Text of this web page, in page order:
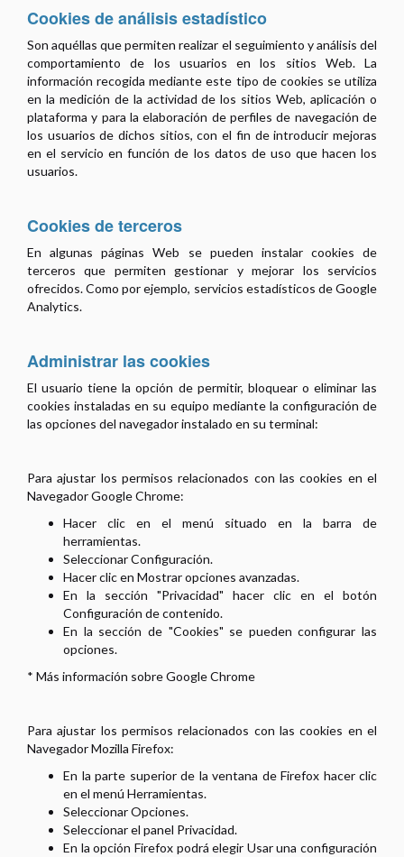
Cookies de análisis estadístico
Son aquéllas que permiten realizar el seguimiento y análisis del
comportamiento de los usuarios en los sitios Web. La
información recogida mediante este tipo de cookies se utiliza
en la medición de la actividad de los sitios Web, aplicación o
plataforma y para la elaboración de perfiles de navegación de
los usuarios de dichos sitios, con el fin de introducir mejoras
en el servicio en función de los datos de uso que hacen los
usuarios.
Cookies de terceros
En algunas páginas Web se pueden instalar cookies de
terceros que permiten gestionar y mejorar los servicios
ofrecidos. Como por ejemplo, servicios estadísticos de Google
Analytics.
Administrar las cookies
El usuario tiene la opción de permitir, bloquear o eliminar las
cookies instaladas en su equipo mediante la configuración de
las opciones del navegador instalado en su terminal:
Para ajustar los permisos relacionados con las cookies en el
Navegador Google Chrome:
Hacer clic en el menú situado en la barra de
herramientas.
Seleccionar Configuración.
Hacer clic en Mostrar opciones avanzadas.
En la sección "Privacidad" hacer clic en el botón
Configuración de contenido.
En la sección de "Cookies" se pueden configurar las
opciones.
* Más información sobre Google Chrome
Para ajustar los permisos relacionados con las cookies en el
Navegador Mozilla Firefox:
En la parte superior de la ventana de Firefox hacer clic
en el menú Herramientas.
Seleccionar Opciones.
Seleccionar el panel Privacidad.
En la opción Firefox podrá elegir Usar una configuración